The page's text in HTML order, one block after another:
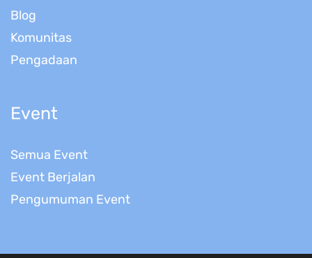
Blog
Komunitas
Pengadaan
Event
Semua Event
Event Berjalan
Pengumuman Event